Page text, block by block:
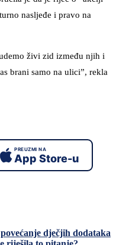
nasljeđe i pravo na
živi zid između njih i
brani samo na ulici”, rekla
PREUZMI NA
App Store-u
dječjih dodataka